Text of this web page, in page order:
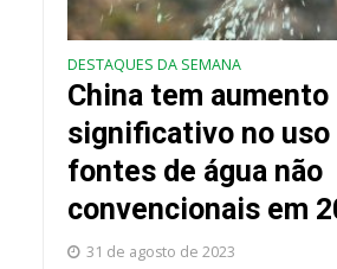
DESTAQUES DA SEMANA
China tem aumento
significativo no uso
fontes de água não
convencionais em
31 de agosto de 2023